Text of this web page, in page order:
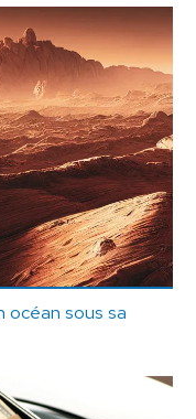
océan sous sa